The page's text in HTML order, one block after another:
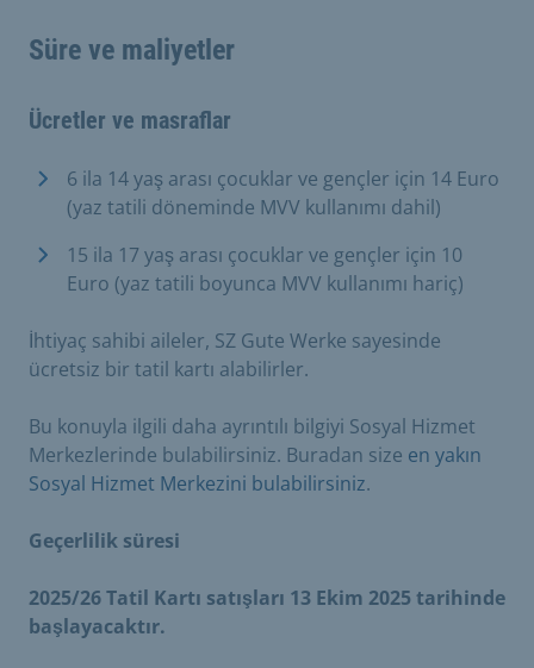
Süre ve maliyetler
Ücretler ve masraflar
6 ila 14 yaş arası çocuklar ve gençler için 14 Euro
(yaz tatili döneminde MVV kullanımı dahil)
15 ila 17 yaş arası çocuklar ve gençler için 10
Euro (yaz tatili boyunca MVV kullanımı hariç)
İhtiyaç sahibi aileler, SZ Gute Werke sayesinde
ücretsiz bir tatil kartı alabilirler.
Bu konuyla ilgili daha ayrıntılı bilgiyi Sosyal Hizmet
Merkezlerinde bulabilirsiniz. Buradan size en yakın
Sosyal Hizmet Merkezini bulabilirsiniz.
Geçerlilik süresi
2025/26 Tatil Kartı satışları 13 Ekim 2025 tarihinde
başlayacaktır.